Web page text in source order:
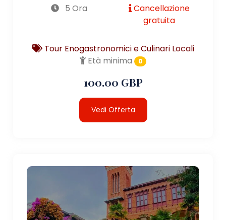
5 Ora
Cancellazione
gratuita
Tour Enogastronomici e Culinari Locali
Età minima
0
100.00 GBP
Vedi Offerta